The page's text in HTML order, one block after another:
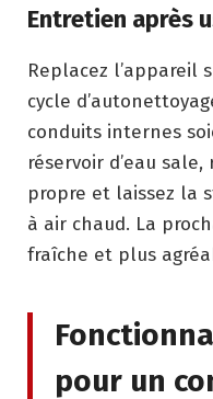
Entretien après
Replacez l’appareil
cycle
conduits internes
réservoir d’eau sale,
propre et laissez la
à air chaud. La
fraîche et plus
pour un